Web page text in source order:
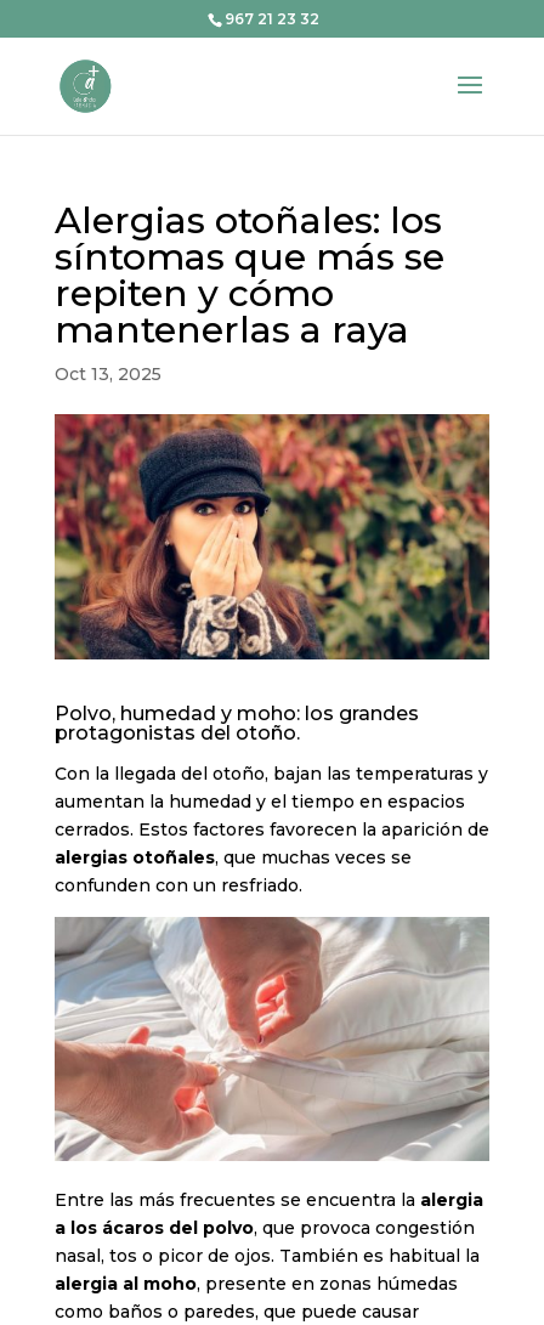
967 21 23 32
Alergias otoñales: los
síntomas que más se
repiten y cómo
mantenerlas a raya
Oct 13, 2025
Polvo, humedad y moho: los grandes
protagonistas del otoño.
Con la llegada del otoño, bajan las temperaturas y
aumentan la humedad y el tiempo en espacios
cerrados. Estos factores favorecen la aparición de
alergias otoñales, que muchas veces se
confunden con un resfriado.
Entre las más frecuentes se encuentra la alergia
a los ácaros del polvo, que provoca congestión
nasal, tos o picor de ojos. También es habitual la
alergia al moho, presente en zonas húmedas
como baños o paredes, que puede causar